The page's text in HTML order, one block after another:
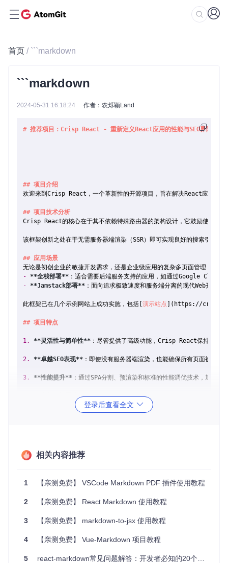
首页 / ```markdown
```markdown
2024-05-31 16:18:24 作者：农烁颖Land
# 推荐项目：Crisp React - 重新定义React应用的性能与SEO界限
## 项目介绍
欢迎来到Crisp React，一个革新性的开源项目，旨在解决React应用程序
## 项目技术分析
Crisp React的核心在于其不依赖特殊路由器的架构设计，它鼓励使用标
该框架创新之处在于无需服务器端渲染（SSR）即可实现良好的搜索引擎
## 应用场景
-
**全栈部署**
-
**Jamstack部署** ：面向追求极致速度和服务端分离的现代Web开
此框架已在几个示例网站上成功实施，包括[ 演示站点 ]( https://crisp-
## 项目特点
1. **灵活性与简单性** ：尽管提供了高级功能，Crisp React保持了
2. **卓越SEO表现** ：即使没有服务器端渲染，也能确保所有页面被
3. **性能提升** ：通过SPA分割、预渲染和标准的性能调优技术，加快用
**多样的部署选项**：支持全栈和Jamstack两种模式，适应不同的开
**CSS处理多样性**：支持多种CSS管理方式，从基础到进阶，满足不
Crisp React不仅是一个项目，它是对现有React应用开发模式的一次大胆
登录后查看全文
相关内容推荐
1 【亲测免费】 VSCode Markdown PDF 插件使用教程
2 【亲测免费】 React Markdown 使用教程
3 【亲测免费】 markdown-to-jsx 使用教程
4 【亲测免费】 Vue-Markdown 项目教程
5 react-markdown常见问题解答：开发者必知的20个技巧